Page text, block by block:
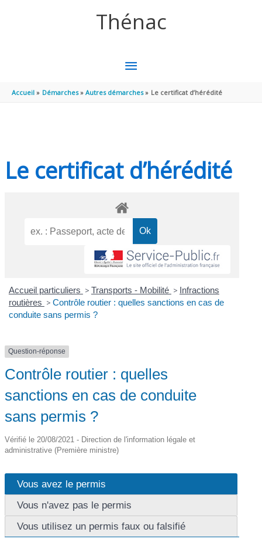
Thénac
MENU
PRINCIPAL
Accueil Démarches Autres démarches Le certificat d’hérédité
Le certificat d’hérédité
Accueil particuliers > Transports - Mobilité > Infractions
routières > Contrôle routier : quelles sanctions en cas de
conduite sans permis ?
Question-réponse
Contrôle routier : quelles
sanctions en cas de conduite
sans permis ?
Vérifié le 20/08/2021 - Direction de l'information légale et
administrative (Première ministre)
Vous avez le permis
Vous n'avez pas le permis
Vous utilisez un permis faux ou falsifié